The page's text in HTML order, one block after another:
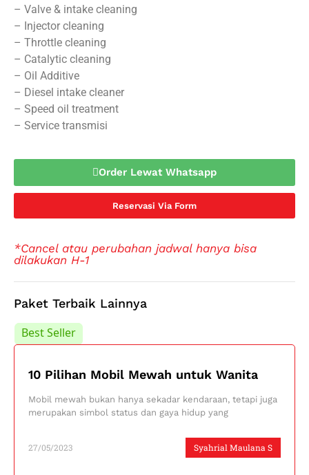
– Valve & intake cleaning
– Injector cleaning
– Throttle cleaning
– Catalytic cleaning
– Oil Additive
– Diesel intake cleaner
– Speed oil treatment
– Service transmisi
Order Lewat Whatsapp
Reservasi Via Form
*Cancel atau perubahan jadwal hanya bisa
dilakukan H-1
Paket Terbaik Lainnya
Best Seller
10 Pilihan Mobil Mewah untuk Wanita
Syahrial Maulana S
27/05/2023
Mobil mewah bukan hanya sekadar kendaraan, tetapi juga
merupakan simbol status dan gaya hidup yang
Best Seller